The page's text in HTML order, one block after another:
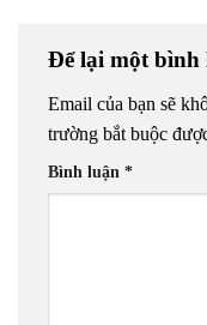
Để lại một bình
Email của bạn sẽ
trường bắt buộc
Bình luận *